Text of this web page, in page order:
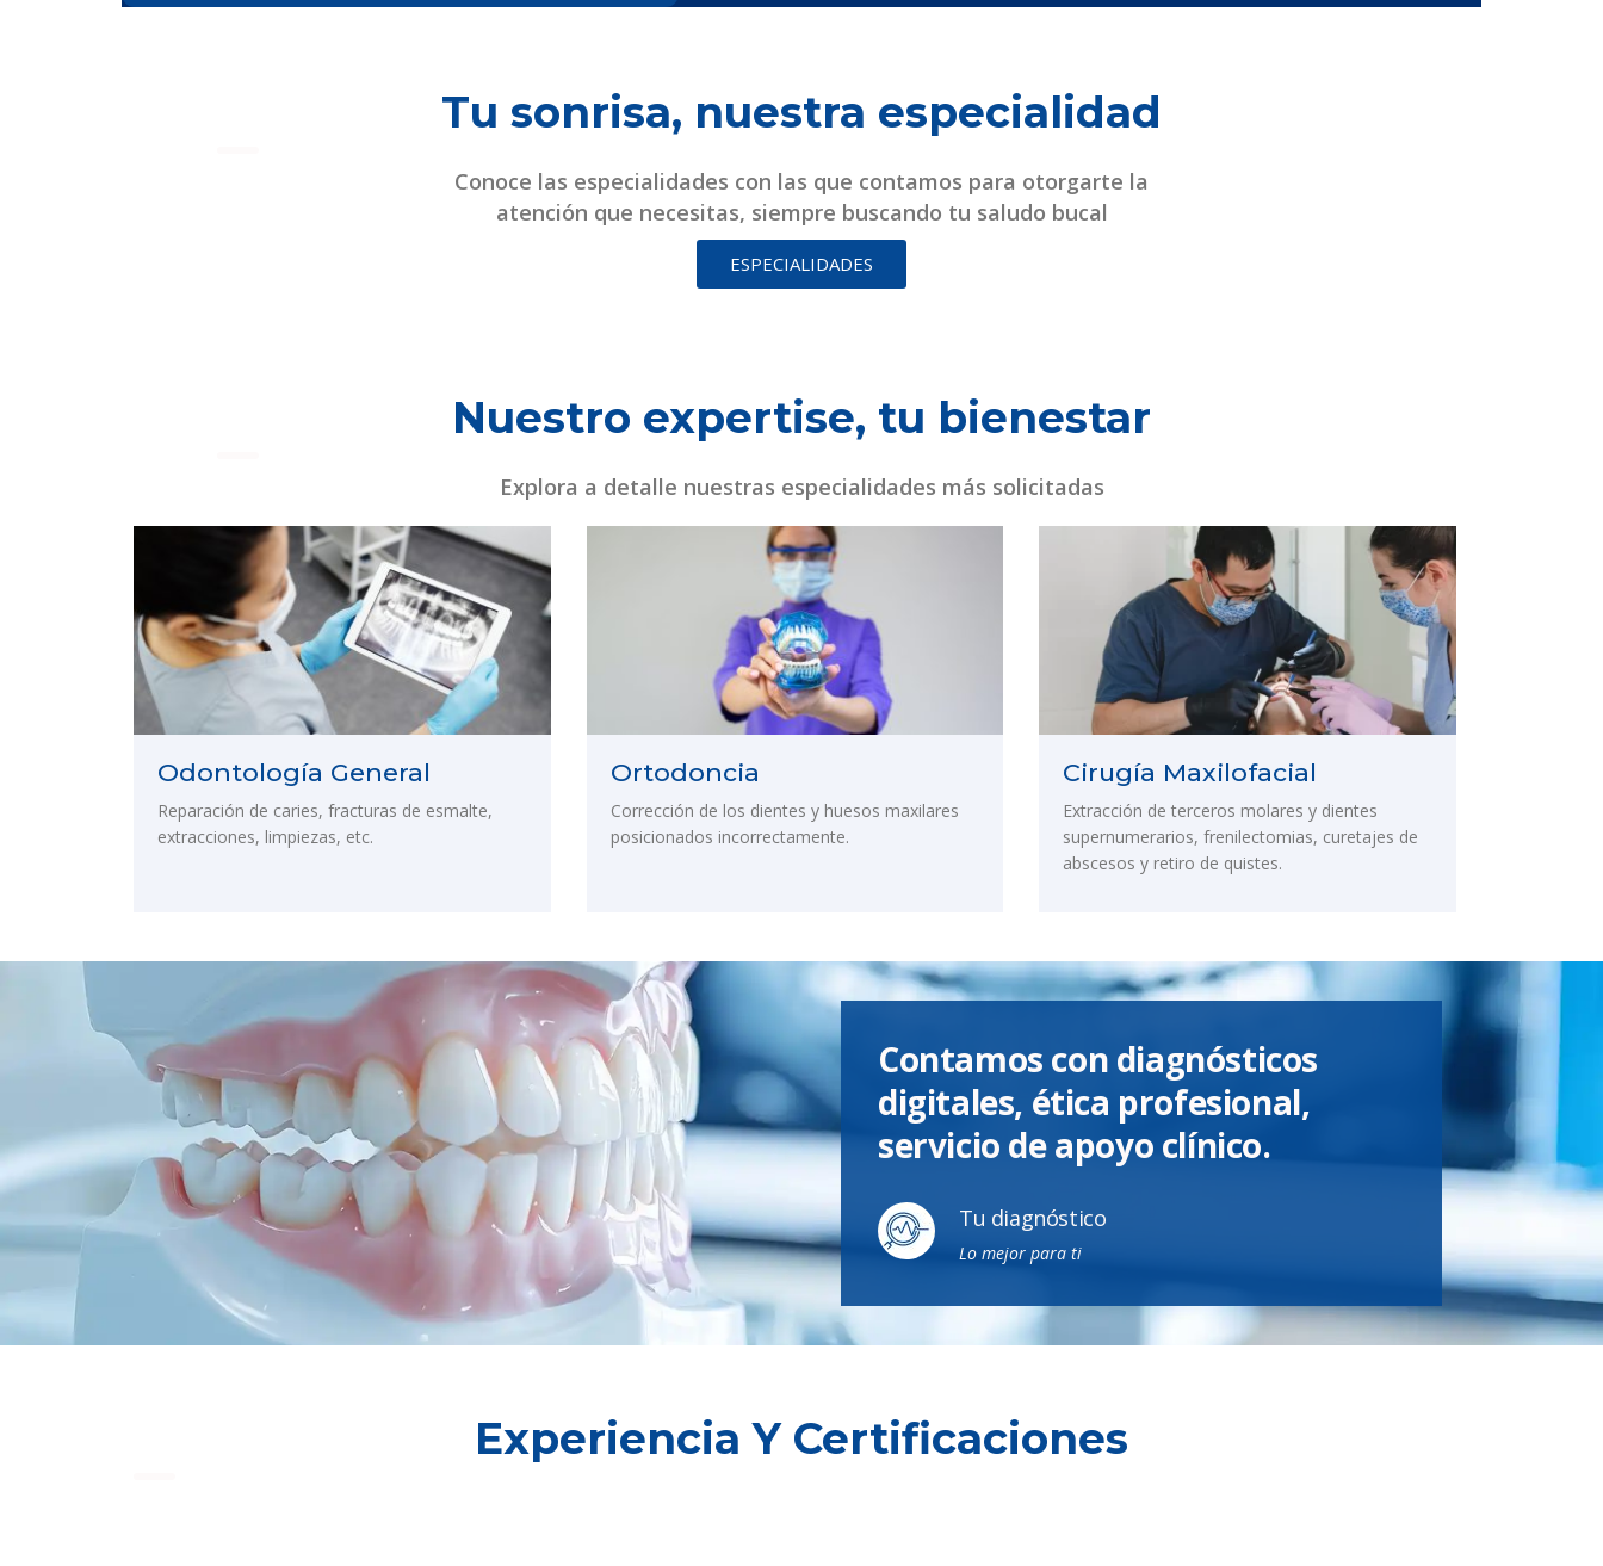
Tu sonrisa, nuestra especialidad
Conoce las especialidades con las que contamos para otorgarte la
atención que necesitas, siempre buscando tu saludo bucal
ESPECIALIDADES
Nuestro expertise, tu bienestar
Explora a detalle nuestras especialidades más solicitadas
Odontología General
Reparación de caries, fracturas de esmalte,
extracciones, limpiezas, etc.
Ortodoncia
Corrección de los dientes y huesos maxilares
posicionados incorrectamente.
Cirugía Maxilofacial
Extracción de terceros molares y dientes
supernumerarios, frenilectomias, curetajes de
abscesos y retiro de quistes.
Contamos con diagnósticos
digitales, ética profesional,
servicio de apoyo clínico.
Tu diagnóstico
Lo mejor para ti
Experiencia Y Certificaciones